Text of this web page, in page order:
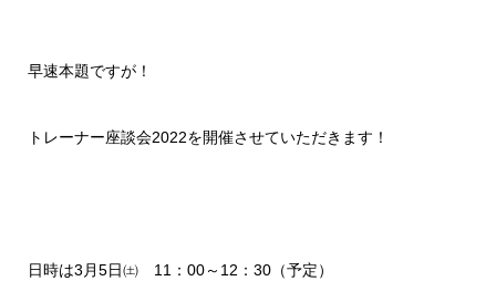
早速本題ですが！
トレーナー座談会2022を開催させていただきます！
日時は3月5日㈯ 11：00～12：30（予定）